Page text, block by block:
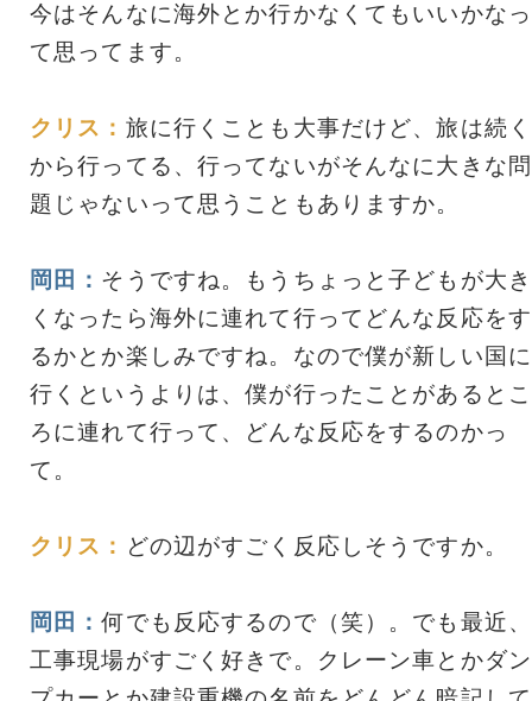
今はそんなに海外とか行かなくてもいいかなっ
て思ってます。
クリス： 旅に行くことも大事だけど、旅は続く
から行ってる、行ってないがそんなに大きな問
題じゃないって思うこともありますか。
岡田： そうですね。もうちょっと子どもが大き
くなったら海外に連れて行ってどんな反応をす
るかとか楽しみですね。なので僕が新しい国に
行くというよりは、僕が行ったことがあるとこ
ろに連れて行って、どんな反応をするのかっ
て。
クリス： どの辺がすごく反応しそうですか。
岡田：何でも反応するので（笑）。でも最近、
工事現場がすごく好きで。クレーン車とかダン